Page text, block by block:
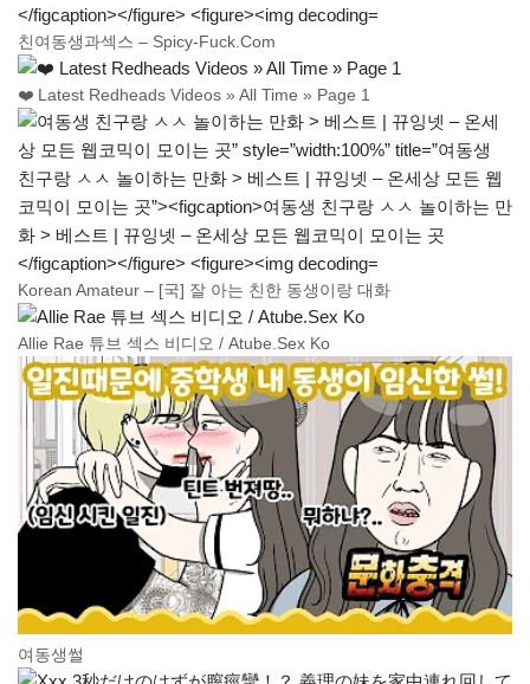
친여동생과섹스 – Spicy-Fuck.Com
❤️ Latest Redheads Videos » All Time » Page 1
Korean Amateur – [국] 잘 아는 친한 동생이랑 대화
Allie Rae 튜브 섹스 비디오 / Atube.Sex Ko
여동생썰